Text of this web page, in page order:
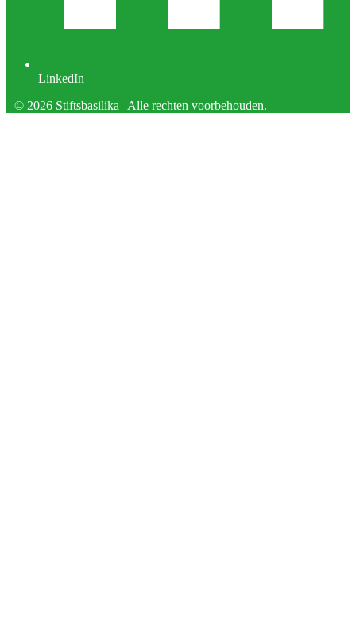
LinkedIn
© 2026 Stiftsbasilika
Alle rechten voorbehouden.